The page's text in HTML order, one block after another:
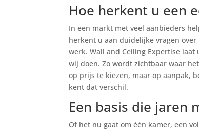
Hoe herkent u een
In een markt met veel aanbieders
herkent u aan duidelijke vragen
werk. Wall and Ceiling Expertise
wij doen. Zo wordt zichtbaar waar
op prijs te kiezen, maar op aanpak,
kent dat verschil.
Een basis die jaren
Of het nu gaat om één kamer, een